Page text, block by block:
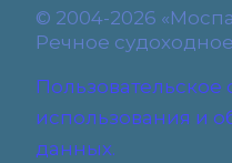
© 2004-2026
Речное
использования и
данных.